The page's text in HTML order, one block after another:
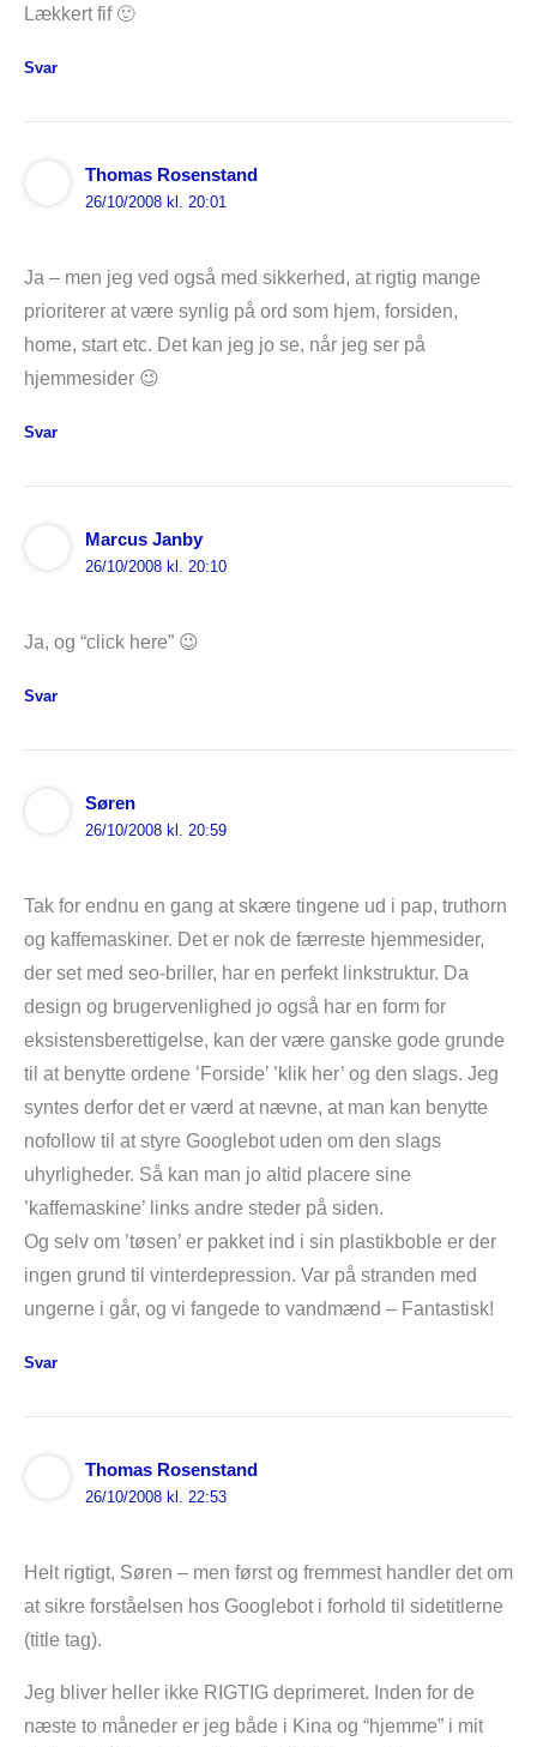
Lækkert fif 🙂
Svar
Thomas Rosenstand
26/10/2008 kl. 20:01
Ja – men jeg ved også med sikkerhed, at rigtig mange
prioriterer at være synlig på ord som hjem, forsiden,
home, start etc. Det kan jeg jo se, når jeg ser på
hjemmesider 😉
Svar
Marcus Janby
26/10/2008 kl. 20:10
Ja, og “click here” 😉
Svar
Søren
26/10/2008 kl. 20:59
Tak for endnu en gang at skære tingene ud i pap, truthorn
og kaffemaskiner. Det er nok de færreste hjemmesider,
der set med seo-briller, har en perfekt linkstruktur. Da
design og brugervenlighed jo også har en form for
eksistensberettigelse, kan der være ganske gode grunde
til at benytte ordene ’Forside’ ’klik her’ og den slags. Jeg
syntes derfor det er værd at nævne, at man kan benytte
nofollow til at styre Googlebot uden om den slags
uhyrligheder. Så kan man jo altid placere sine
’kaffemaskine’ links andre steder på siden.
Og selv om ’tøsen’ er pakket ind i sin plastikboble er der
ingen grund til vinterdepression. Var på stranden med
ungerne i går, og vi fangede to vandmænd – Fantastisk!
Svar
Thomas Rosenstand
26/10/2008 kl. 22:53
Helt rigtigt, Søren – men først og fremmest handler det om
at sikre forståelsen hos Googlebot i forhold til sidetitlerne
(title tag).
Jeg bliver heller ikke RIGTIG deprimeret. Inden for de
næste to måneder er jeg både i Kina og “hjemme” i mit